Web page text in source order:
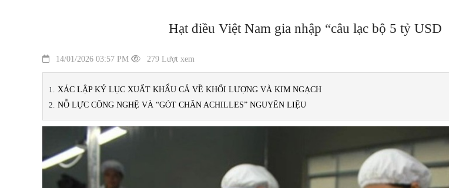
Hạt điều Việt Nam gia nhập “câu lạc bộ 5 tỷ USD
14/01/2026 03:57 PM 279 Lượt xem
XÁC LẬP KỶ LỤC XUẤT KHẨU CẢ VỀ KHỐI LƯỢNG VÀ KIM NGẠCH
NỖ LỰC CÔNG NGHỆ VÀ “GÓT CHÂN ACHILLES” NGUYÊN LIỆU